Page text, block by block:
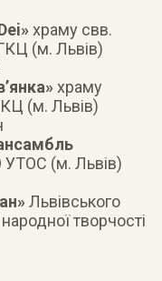
храму свв.
(м. Львів)
храму
(м. Львів)
(м. Львів)
Львівського
творчості